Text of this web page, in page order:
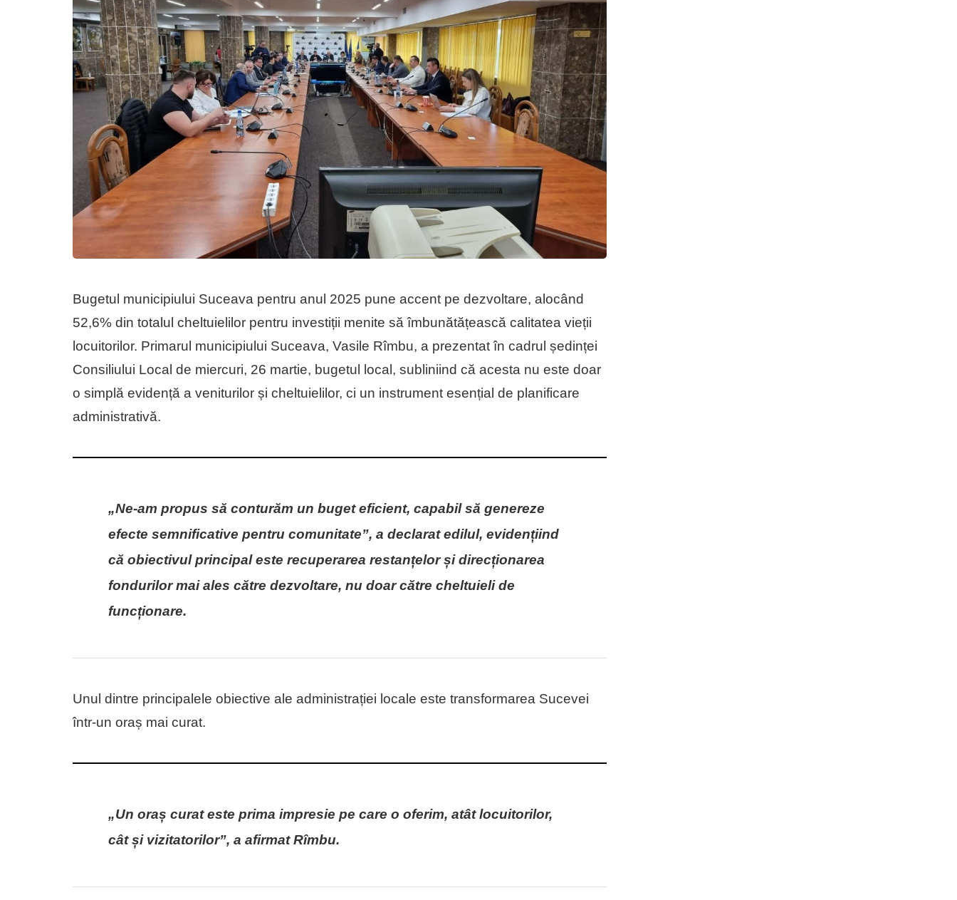
Bugetul municipiului Suceava pentru anul 2025 pune accent pe dezvoltare, alocând
52,6% din totalul cheltuielilor pentru investiții menite să îmbunătățească calitatea vieții
locuitorilor. Primarul municipiului Suceava, Vasile Rîmbu, a prezentat în cadrul ședinței
Consiliului Local de miercuri, 26 martie, bugetul local, subliniind că acesta nu este doar
o simplă evidență a veniturilor și cheltuielilor, ci un instrument esențial de planificare
administrativă.
„Ne-am propus să conturăm un buget eficient, capabil să genereze
efecte semnificative pentru comunitate”, a declarat edilul, evidențiind
că obiectivul principal este recuperarea restanțelor și direcționarea
fondurilor mai ales către dezvoltare, nu doar către cheltuieli de
funcționare.
Unul dintre principalele obiective ale administrației locale este transformarea Sucevei
într-un oraș mai curat.
„Un oraș curat este prima impresie pe care o oferim, atât locuitorilor,
cât și vizitatorilor”, a afirmat Rîmbu.